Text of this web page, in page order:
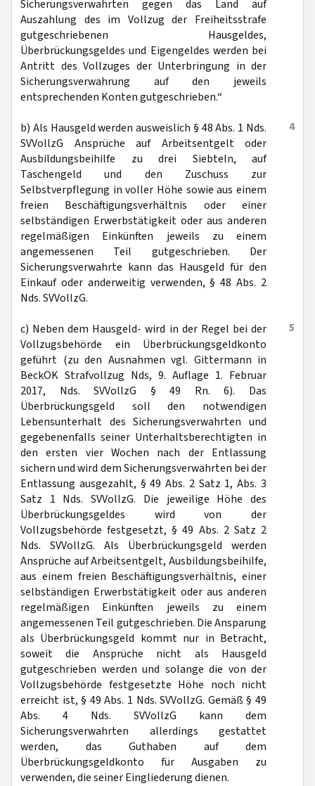
Sicherungsverwahrten gegen das Land auf
Auszahlung des im Vollzug der Freiheitsstrafe
gutgeschriebenen Hausgeldes,
Überbrückungsgeldes und Eigengeldes werden bei
Antritt des Vollzuges der Unterbringung in der
Sicherungsverwahrung auf den jeweils
entsprechenden Konten gutgeschrieben.“
4
b) Als Hausgeld werden ausweislich § 48 Abs. 1 Nds.
SVVollzG Ansprüche auf Arbeitsentgelt oder
Ausbildungsbeihilfe zu drei Siebteln, auf
Taschengeld und den Zuschuss zur
Selbstverpflegung in voller Höhe sowie aus einem
freien Beschäftigungsverhältnis oder einer
selbständigen Erwerbstätigkeit oder aus anderen
regelmäßigen Einkünften jeweils zu einem
angemessenen Teil gutgeschrieben. Der
Sicherungsverwahrte kann das Hausgeld für den
Einkauf oder anderweitig verwenden, § 48 Abs. 2
Nds. SVVollzG.
5
c) Neben dem Hausgeld- wird in der Regel bei der
Vollzugsbehörde ein Überbrückungsgeldkonto
geführt (zu den Ausnahmen vgl. Gittermann in
BeckOK Strafvollzug Nds, 9. Auflage 1. Februar
2017, Nds. SVVollzG § 49 Rn. 6). Das
Überbrückungsgeld soll den notwendigen
Lebensunterhalt des Sicherungsverwahrten und
gegebenenfalls seiner Unterhaltsberechtigten in
den ersten vier Wochen nach der Entlassung
sichern und wird dem Sicherungsverwahrten bei der
Entlassung ausgezahlt, § 49 Abs. 2 Satz 1, Abs. 3
Satz 1 Nds. SVVollzG. Die jeweilige Höhe des
Überbrückungsgeldes wird von der
Vollzugsbehörde festgesetzt, § 49 Abs. 2 Satz 2
Nds. SVVollzG. Als Überbrückungsgeld werden
Ansprüche auf Arbeitsentgelt, Ausbildungsbeihilfe,
aus einem freien Beschäftigungsverhältnis, einer
selbständigen Erwerbstätigkeit oder aus anderen
regelmäßigen Einkünften jeweils zu einem
angemessenen Teil gutgeschrieben. Die Ansparung
als Überbrückungsgeld kommt nur in Betracht,
soweit die Ansprüche nicht als Hausgeld
gutgeschrieben werden und solange die von der
Vollzugsbehörde festgesetzte Höhe noch nicht
erreicht ist, § 49 Abs. 1 Nds. SVVollzG. Gemäß § 49
Abs. 4 Nds. SVVollzG kann dem
Sicherungsverwahrten allerdings gestattet
werden, das Guthaben auf dem
Überbrückungsgeldkonto für Ausgaben zu
verwenden, die seiner Eingliederung dienen.